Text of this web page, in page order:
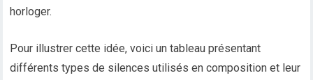
horloger.
Pour illustrer cette idée, voici un tableau présentant
différents types de silences utilisés en composition et leur